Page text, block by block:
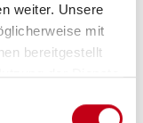
weiter. Unsere
mit
bereitgestellt
der Dienste
Details und
passt dieser